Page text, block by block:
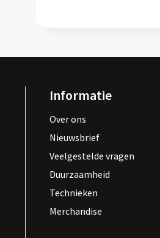
Informatie
Over ons
Nieuwsbrief
Veelgestelde vragen
Duurzaamheid
Technieken
Merchandise